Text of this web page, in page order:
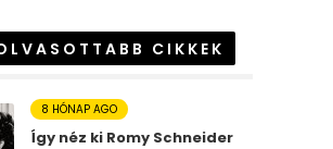
CIKKEK
8 HÓNAP AGO
Így néz ki Romy Schneider